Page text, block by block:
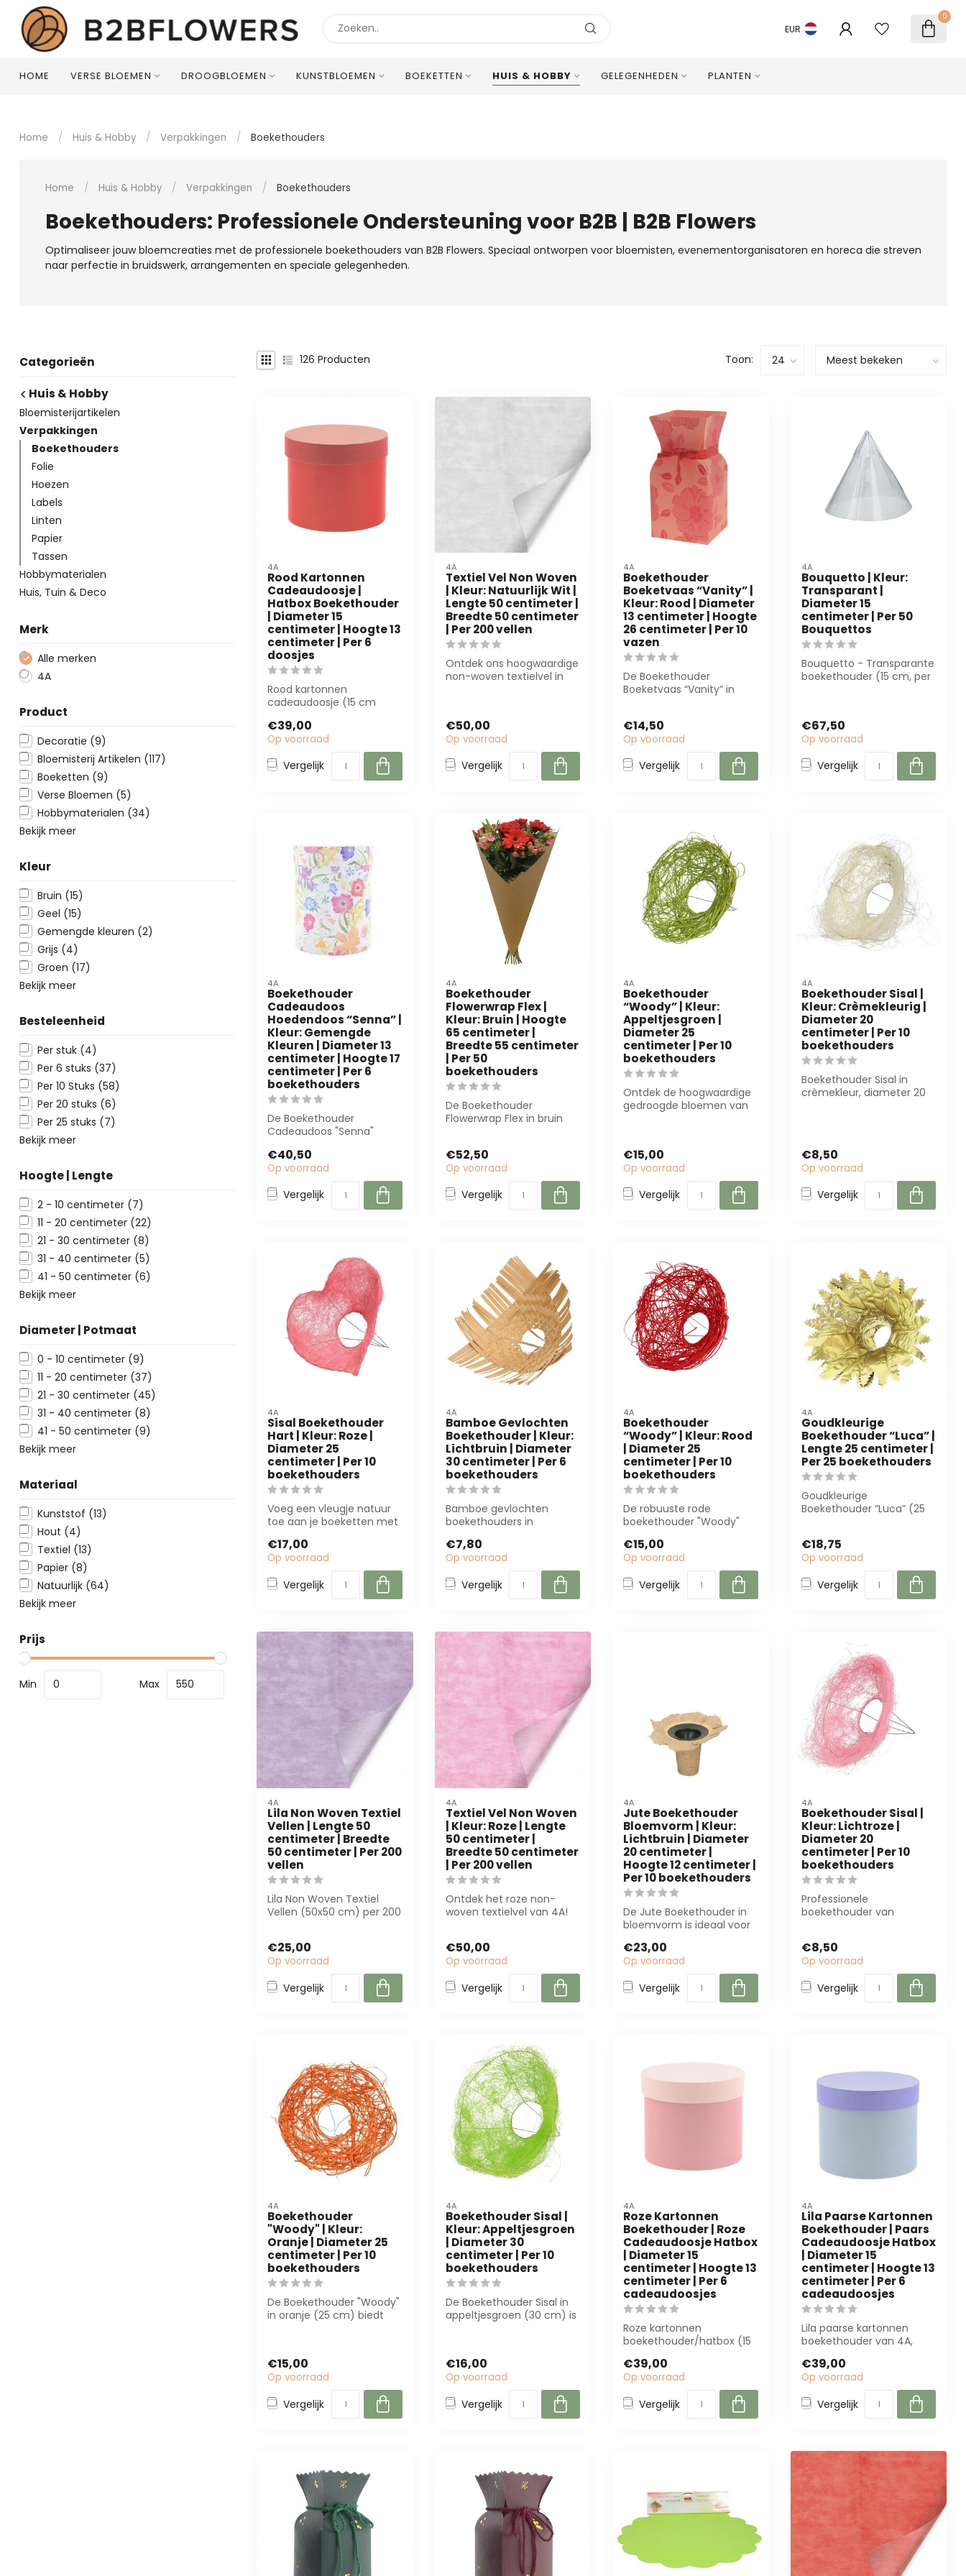
EUR
0
HOME VERSE BLOEMEN DROOGBLOEMEN KUNSTBLOEMEN BOEKETTEN HUIS & HOBBY GELEGENHEDEN PLANTEN
Home / Huis & Hobby / Verpakkingen / Boekethouders
Home / Huis & Hobby / Verpakkingen / Boekethouders
Boekethouders: Professionele Ondersteuning voor B2B | B2B Flowers
Optimaliseer jouw bloemcreaties met de professionele boekethouders van B2B Flowers. Speciaal ontworpen voor bloemisten, evenementorganisatoren en horeca die streven
naar perfectie in bruidswerk, arrangementen en speciale gelegenheden.
Categorieën
Huis & Hobby
Bloemisterijartikelen
Verpakkingen
Boekethouders
Folie
Hoezen
Labels
Linten
Papier
Tassen
Hobbymaterialen
Huis, Tuin & Deco
Merk
Alle merken
4A
Product
Decoratie (9)
Bloemisterij Artikelen (117)
Boeketten (9)
Verse Bloemen (5)
Hobbymaterialen (34)
Bekijk meer
Kleur
Bruin (15)
Geel (15)
Gemengde kleuren (2)
Grijs (4)
Groen (17)
Bekijk meer
Besteleenheid
Per stuk (4)
Per 6 stuks (37)
Per 10 Stuks (58)
Per 20 stuks (6)
Per 25 stuks (7)
Bekijk meer
Hoogte | Lengte
2 - 10 centimeter (7)
11 - 20 centimeter (22)
21 - 30 centimeter (8)
31 - 40 centimeter (5)
41 - 50 centimeter (6)
Bekijk meer
Diameter | Potmaat
0 - 10 centimeter (9)
11 - 20 centimeter (37)
21 - 30 centimeter (45)
31 - 40 centimeter (8)
41 - 50 centimeter (9)
Bekijk meer
Materiaal
Kunststof (13)
Hout (4)
Textiel (13)
Papier (8)
Natuurlijk (64)
Bekijk meer
Prijs
Min Max
126 Producten Toon:
4A
Rood Kartonnen
Cadeaudoosje |
Hatbox Boekethouder
| Diameter 15
centimeter | Hoogte 13
centimeter | Per 6
doosjes
Rood kartonnen
cadeaudoosje (15 cm
voor elegante boeketpre...
€39,00
Op voorraad
Vergelijk
4A
Textiel Vel Non Woven
| Kleur: Natuurlijk Wit |
Lengte 50 centimeter |
Breedte 50 centimeter
| Per 200 vellen
Ontdek ons hoogwaardige
non-woven textielvel in
€50,00
Op voorraad
Vergelijk
4A
Boekethouder
Boeketvaas “Vanity” |
Kleur: Rood | Diameter
13 centimeter | Hoogte
26 centimeter | Per 10
vazen
De Boekethouder
Boeketvaas “Vanity” in
€14,50
Op voorraad
Vergelijk
4A
Bouquetto | Kleur:
Transparant |
Diameter 15
centimeter | Per 50
Bouquettos
Bouquetto - Transparante
boekethouder (15 cm, per
€67,50
Op voorraad
Vergelijk
4A
Boekethouder
Cadeaudoos
Hoedendoos “Senna” |
Kleur: Gemengde
Kleuren | Diameter 13
centimeter | Hoogte 17
centimeter | Per 6
boekethouders
De Boekethouder
Cadeaudoos "Senna"
elegante en robuuste opl...
€40,50
Op voorraad
Vergelijk
4A
Boekethouder
Flowerwrap Flex |
Kleur: Bruin | Hoogte
65 centimeter |
Breedte 55 centimeter
| Per 50
boekethouders
De Boekethouder
Flowerwrap Flex in bruin
€52,50
Op voorraad
Vergelijk
4A
Boekethouder
“Woody” | Kleur:
Appeltjesgroen |
Diameter 25
centimeter | Per 10
boekethouders
Ontdek de hoogwaardige
gedroogde bloemen van
€15,00
Op voorraad
Vergelijk
4A
Boekethouder Sisal |
Kleur: Crèmekleurig |
Diameter 20
centimeter | Per 10
boekethouders
Boekethouder Sisal in
crèmekleur, diameter 20
€8,50
Op voorraad
Vergelijk
4A
Sisal Boekethouder
Hart | Kleur: Roze |
Diameter 25
centimeter | Per 10
boekethouders
Voeg een vleugje natuur
toe aan je boeketten met
boekethouder in h...
€17,00
Op voorraad
Vergelijk
4A
Bamboe Gevlochten
Boekethouder | Kleur:
Lichtbruin | Diameter
30 centimeter | Per 6
boekethouders
Bamboe gevlochten
boekethouders in
stabiliteit en een ...
€7,80
Op voorraad
Vergelijk
4A
Boekethouder
“Woody” | Kleur: Rood
| Diameter 25
centimeter | Per 10
boekethouders
De robuuste rode
boekethouder "Woody"
perfect voor bloemiste...
€15,00
Op voorraad
Vergelijk
4A
Goudkleurige
Boekethouder “Luca” |
Lengte 25 centimeter |
Per 25 boekethouders
Goudkleurige
Boekethouder “Luca” (25
€18,75
Op voorraad
Vergelijk
4A
Lila Non Woven Textiel
Vellen | Lengte 50
centimeter | Breedte
50 centimeter | Per 200
vellen
Lila Non Woven Textiel
Vellen (50x50 cm) per 200
€25,00
Op voorraad
Vergelijk
4A
Textiel Vel Non Woven
| Kleur: Roze | Lengte
50 centimeter |
Breedte 50 centimeter
| Per 200 vellen
Ontdek het roze non-
woven textielvel van 4A!
€50,00
Op voorraad
Vergelijk
4A
Jute Boekethouder
Bloemvorm | Kleur:
Lichtbruin | Diameter
20 centimeter |
Hoogte 12 centimeter |
Per 10 boekethouders
De Jute Boekethouder in
bloemvorm is ideaal voor
planners. L...
€23,00
Op voorraad
Vergelijk
4A
Boekethouder Sisal |
Kleur: Lichtroze |
Diameter 20
centimeter | Per 10
boekethouders
Professionele
boekethouder van
bloe...
€8,50
Op voorraad
Vergelijk
4A
Boekethouder
"Woody" | Kleur:
Oranje | Diameter 25
centimeter | Per 10
boekethouders
De Boekethouder "Woody"
in oranje (25 cm) biedt
€15,00
Op voorraad
Vergelijk
4A
Boekethouder Sisal |
Kleur: Appeltjesgroen
| Diameter 30
centimeter | Per 10
boekethouders
De Boekethouder Sisal in
appeltjesgroen (30 cm) is
€16,00
Op voorraad
Vergelijk
4A
Roze Kartonnen
Boekethouder | Roze
Cadeaudoosje Hatbox
| Diameter 15
centimeter | Hoogte 13
centimeter | Per 6
cadeaudoosjes
Roze kartonnen
boekethouder/hatbox (15
in set van 6. Pe...
€39,00
Op voorraad
Vergelijk
4A
Lila Paarse Kartonnen
Boekethouder | Paars
Cadeaudoosje Hatbox
| Diameter 15
centimeter | Hoogte 13
centimeter | Per 6
cadeaudoosjes
Lila paarse kartonnen
boekethouder van 4A,
en event plan...
€39,00
Op voorraad
Vergelijk